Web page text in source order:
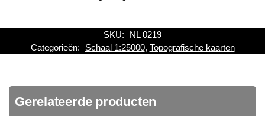
SKU:
NL 0219
Categorieën:
Schaal 1:25000, Topografische kaarten
Gerelateerde producten